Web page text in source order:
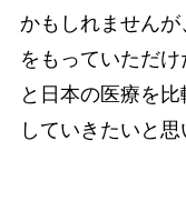
かもしれません
をもっていただ
と日本の医療を
していきたいと思